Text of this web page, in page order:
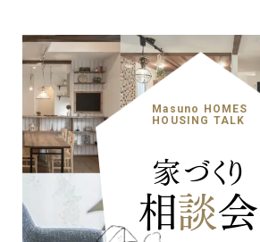
Masuno HOMES
HOUSING TALK
家づくり
相談会